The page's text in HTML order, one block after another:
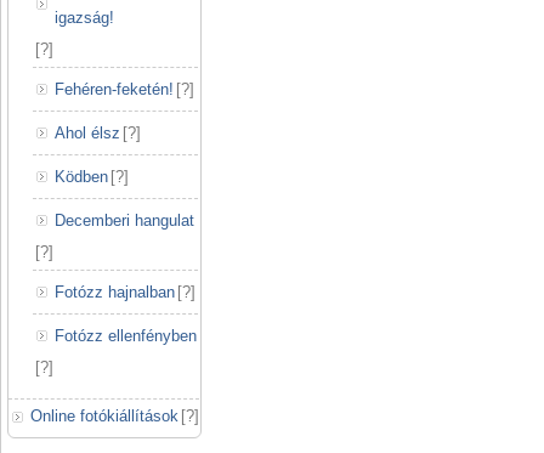
igazság!
[?]
Fehéren-feketén! [?]
Ahol élsz [?]
Ködben [?]
Decemberi hangulat
[?]
Fotózz hajnalban [?]
Fotózz ellenfényben
[?]
Online fotókiállítások [?]